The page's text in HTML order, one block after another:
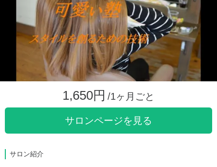
1,650円 /1ヶ月ごと
サロンページを見る
サロン紹介